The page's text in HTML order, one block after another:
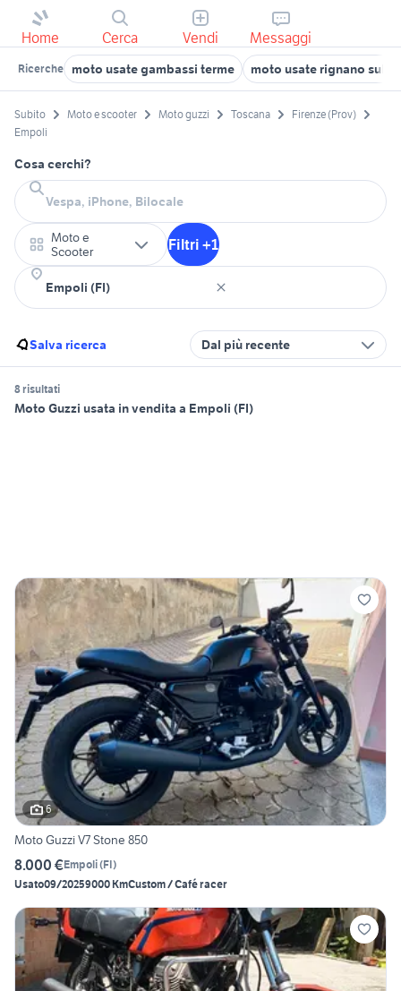
Home Cerca Vendi Messaggi
Ricerche moto usate gambassi terme moto usate rignano
Subito Moto e scooter Moto guzzi Toscana
Firenze (Prov)
Empoli
Cosa cerchi?
Moto e
Scooter
Filtri +1
Salva ricerca Dal più recente
8 risultati
Moto Guzzi usata in vendita a Empoli (FI)
6
Moto Guzzi V7 Stone 850
8.000 €Empoli(FI)
Usato09/20259000 KmCustom / Café racer